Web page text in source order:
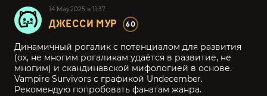
14.May.2025 в 11:37
ДЖЕССИ МУР 60
Динамичный рогалик с потенциалом для развития
(ох, не многим рогаликам удаётся в развитие, не
многим) и скандинавской мифологией в основе.
Vampire Survivors с графикой Undecember.
Рекомендую попробовать фанатам жанра.